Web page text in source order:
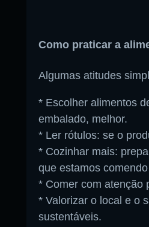
Como praticar a
Algumas atitudes
* Escolher alimentos
embalado, melhor.
* Ler rótulos: se o
* Cozinhar mais:
que estamos
* Comer com atenção
* Valorizar o local e o
sustentáveis.